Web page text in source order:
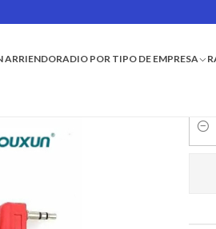
ARRIENDORADIO POR TIPO DE EMPRESA